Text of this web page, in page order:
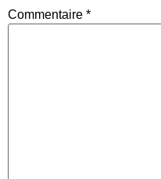
Commentaire *